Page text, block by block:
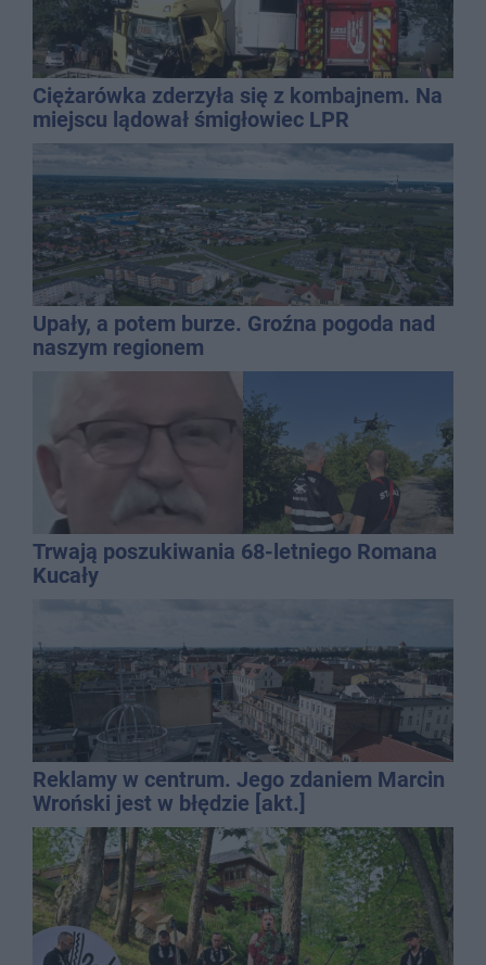
Ciężarówka zderzyła się z kombajnem. Na
miejscu lądował śmigłowiec LPR
Upały, a potem burze. Groźna pogoda nad
naszym regionem
Trwają poszukiwania 68-letniego Romana
Kucały
Reklamy w centrum. Jego zdaniem Marcin
Wroński jest w błędzie [akt.]